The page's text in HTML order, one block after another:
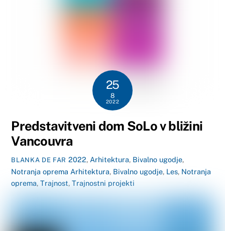
25
8
2022
Predstavitveni dom SoLo v bližini
Vancouvra
BLANKA DE FAR 2022, Arhitektura, Bivalno ugodje,
Notranja oprema Arhitektura, Bivalno ugodje, Les, Notranja
oprema,Trajnost,Trajnostni projekti